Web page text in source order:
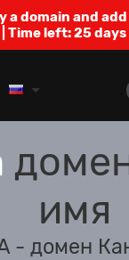
a domain and
Time left:25
имя
- домен